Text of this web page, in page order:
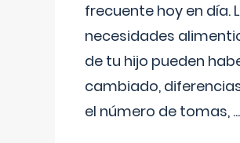
frecuente hoy en día.
necesidades
de tu hijo pueden
cambiado,
el número de tomas, ...